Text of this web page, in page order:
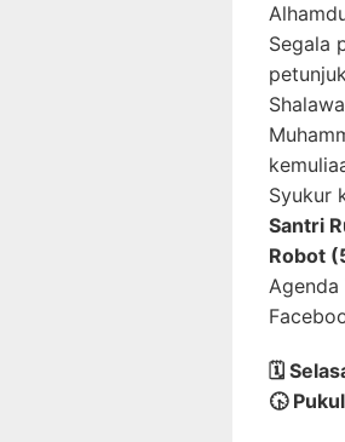
Segala
Syukur
Santri
Robot
Agenda
🗓️
🕟